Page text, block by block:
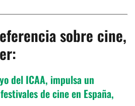
sobre cine,
del ICAA, impulsa un
de cine en España,